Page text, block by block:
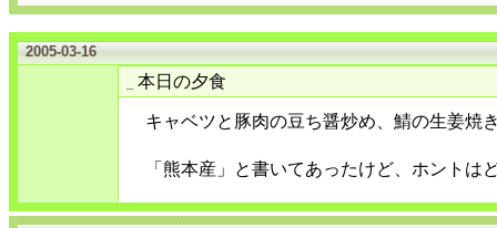
2005-03-16
本日の夕食
キャベツと豚肉の豆ち醤炒め、鯖の生姜焼
「熊本産」と書いてあったけど、ホント